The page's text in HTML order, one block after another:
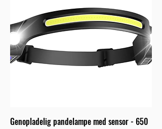
Genopladelig pandelampe med sensor - 650